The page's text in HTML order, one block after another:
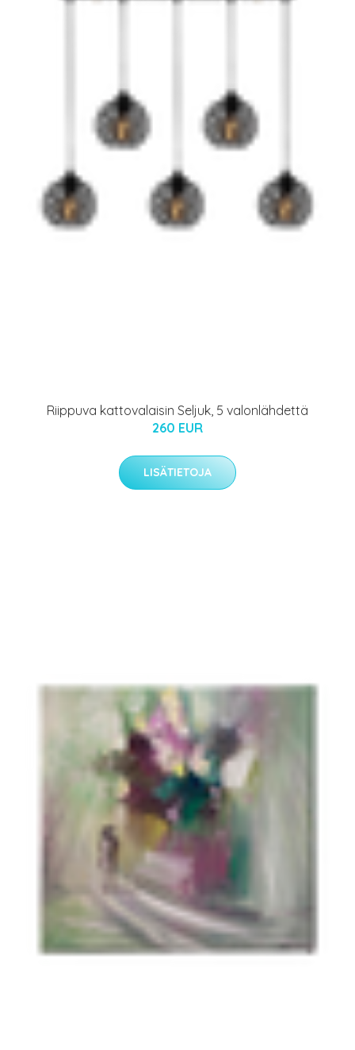
Riippuva kattovalaisin Seljuk, 5 valonlähdettä
260 EUR
LISÄTIETOJA